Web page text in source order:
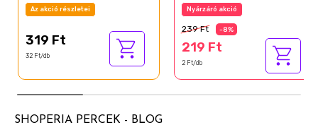
Az akció részletei
319 Ft
32 Ft/db
Nyárzáró akció
239 Ft -8%
219 Ft
2 Ft/db
SHOPERIA PERCEK - BLOG